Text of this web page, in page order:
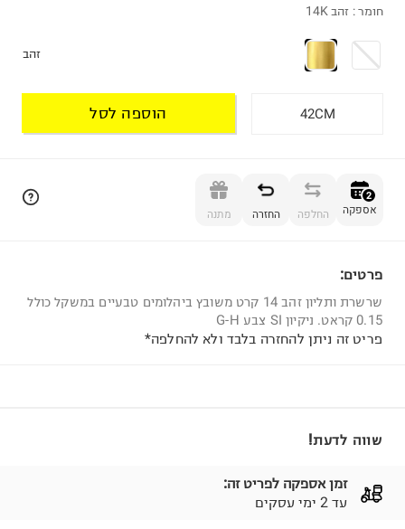
חומר : זהב 14K
זהב
42CM הוספה לסל
2
אספקה החלפה החזרה מתנה
פרטים:
שרשרת ותליון זהב 14 קרט משובץ ביהלומים טבעיים במשקל כולל
0.15 קראט. ניקיון SI צבע G-H
פריט זה ניתן להחזרה בלבד ולא להחלפה*
שווה לדעת!
זמן אספקה לפריט זה:
עד 2 ימי עסקים